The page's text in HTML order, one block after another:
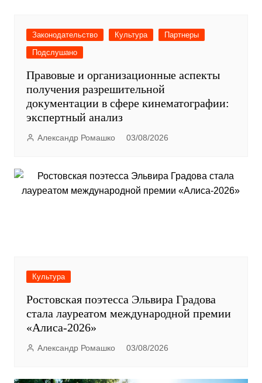
Законодательство Культура
Партнеры
Подслушано
Правовые и организационные аспекты
получения разрешительной
документации в сфере кинематографии:
экспертный анализ
Александр Ромашко 03/08/2026
Культура
Ростовская поэтесса Эльвира Градова
стала лауреатом международной премии
«Алиса-2026»
Александр Ромашко 03/08/2026